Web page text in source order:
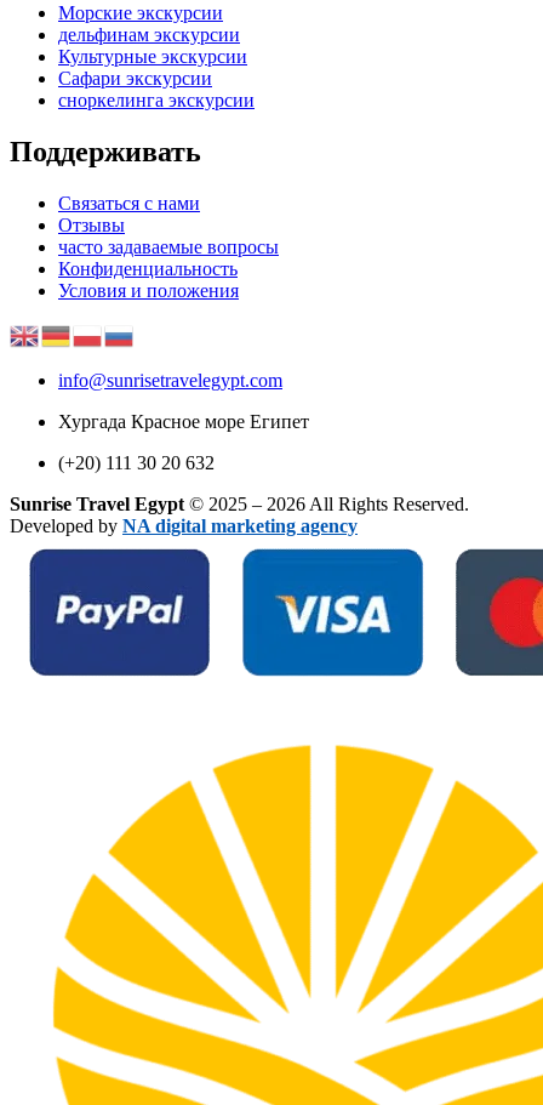
Морские экскурсии
дельфинам экскурсии
Культурные экскурсии
Сафари экскурсии
сноркелинга экскурсии
Поддерживать
Связаться с нами
Отзывы
часто задаваемые вопросы
Конфиденциальность
Условия и положения
info@sunrisetravelegypt.com
Хургада Красное море Египет
(+20) 111 30 20 632
Sunrise Travel Egypt © 2025 – 2026 All Rights Reserved.
Developed by NA digital marketing agency